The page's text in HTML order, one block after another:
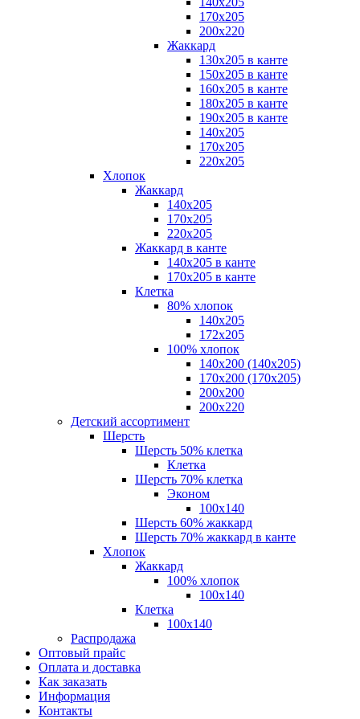
170х205
200х220
Жаккард
130х205 в канте
150х205 в канте
160х205 в канте
180х205 в канте
190х205 в канте
140х205
170х205
220х205
Хлопок
Жаккард
140x205
170х205
220х205
Жаккард в канте
140х205 в канте
170х205 в канте
Клетка
80% хлопок
140x205
172х205
100% хлопок
140x200 (140х205)
170x200 (170х205)
200х200
200х220
Детский ассортимент
Шерсть
Шерсть 50% клетка
Клетка
Шерсть 70% клетка
Эконом
100x140
Шерсть 60% жаккард
Шерсть 70% жаккард в канте
Хлопок
Жаккард
100% хлопок
100x140
Клетка
100х140
Распродажа
Оптовый прайс
Оплата и доставка
Как заказать
Информация
Контакты